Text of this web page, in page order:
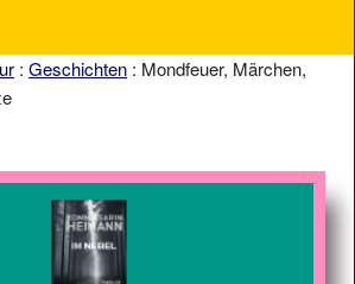
: Geschichten : Mondfeuer, Märchen,